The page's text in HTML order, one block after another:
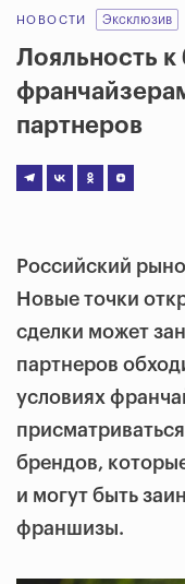
НОВОСТИ Эксклюзив
Лояльность к
партнеров
Российский
Новые точки
сделки может
партнеров
условиях
брендов,
и могут быть
франшизы.